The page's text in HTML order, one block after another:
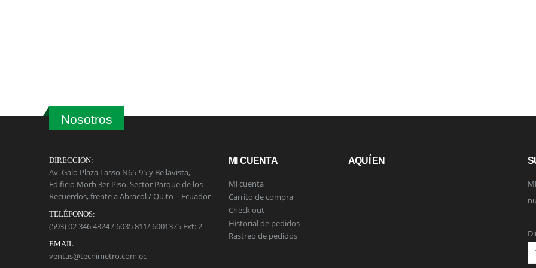
Nosotros
DIRECCIÓN:
Av. Galo Plaza Lasso N65-95 y Bellavista,
Edificio Morb 3er Piso. Sector Parque de los
Recuerdos, frente a Abracol / Quito – Ecuador
TELÉFONOS:
(593) 02 346 4324 / 6035 811/ 6001375 Ext: 2
EMAIL:
ventas@tecnimetro.com.ec
MI CUENTA
Mi cuenta
Carrito de compra
Check out
Historial de pedidos
Rastreo de pedidos
AQUÍ EN